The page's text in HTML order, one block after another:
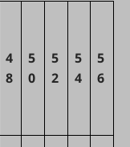
4
8
5
0
5
2
5
4
5
6